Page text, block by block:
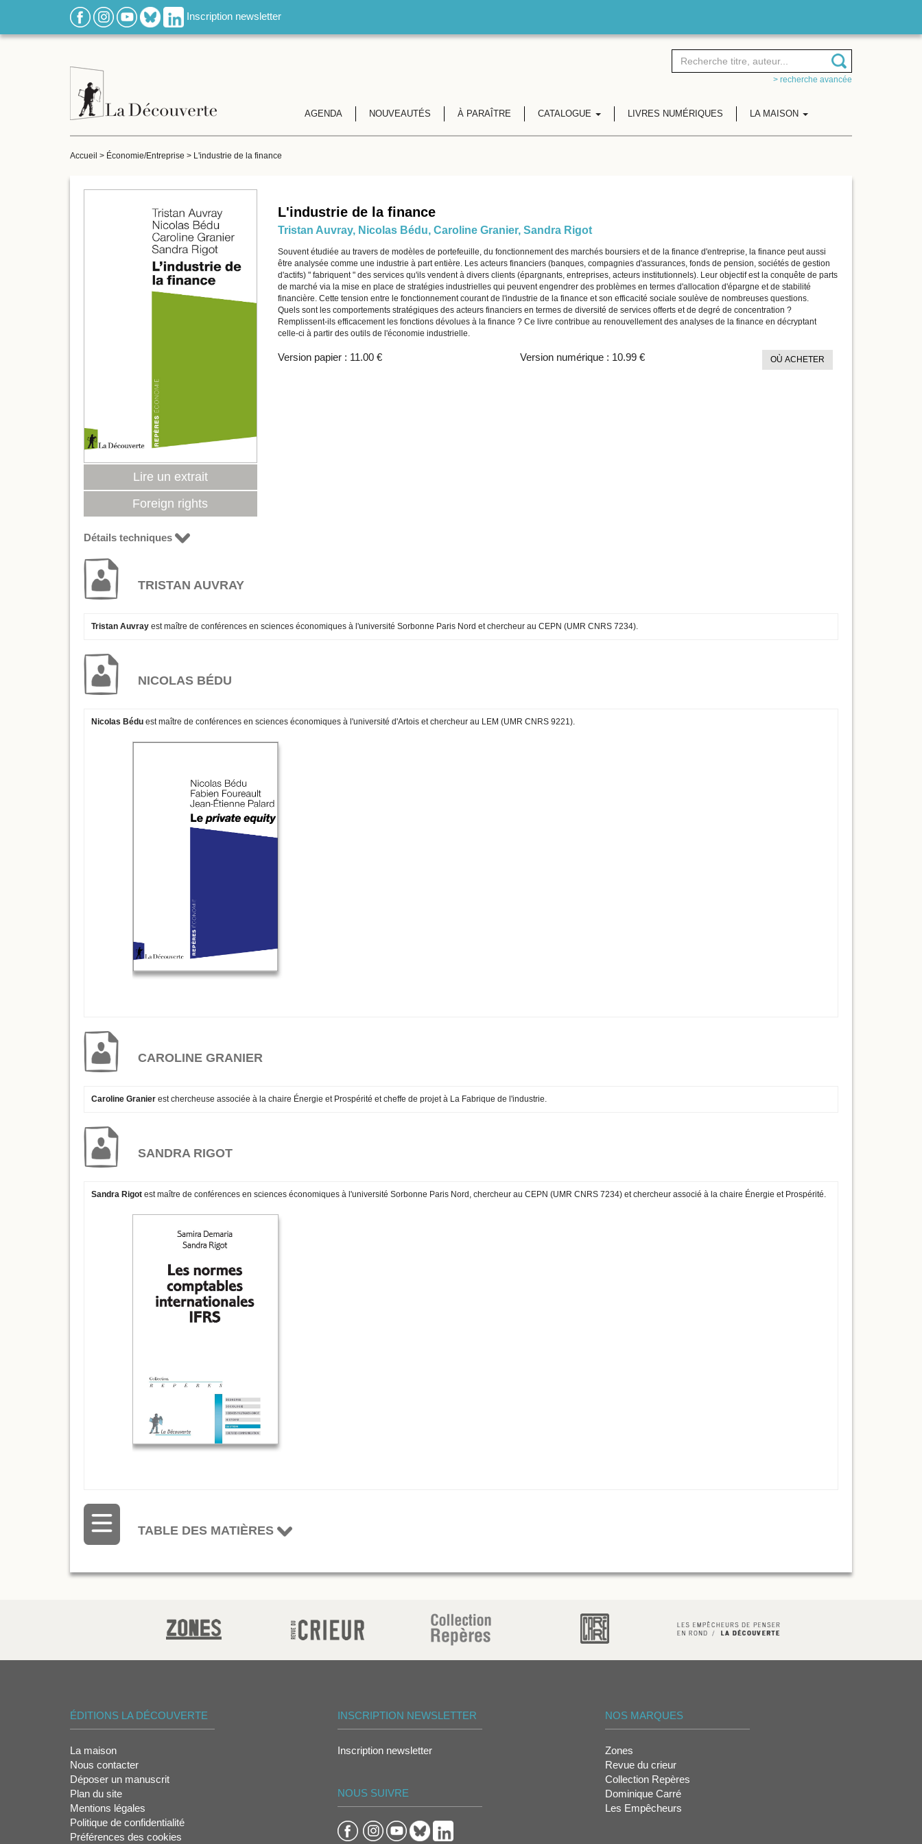
Inscription newsletter
> recherche avancée
AGENDA NOUVEAUTÉS À PARAÎTRE CATALOGUE LIVRES NUMÉRIQUES LA MAISON
Accueil > Économie/Entreprise > L'industrie de la finance
Lire un extrait
Foreign rights
L'industrie de la finance
Tristan Auvray, Nicolas Bédu, Caroline Granier, Sandra Rigot
Souvent étudiée au travers de modèles de portefeuille, du fonctionnement des marchés boursiers et de la finance d'entreprise, la finance peut aussi
être analysée comme une industrie à part entière. Les acteurs financiers (banques, compagnies d'assurances, fonds de pension, sociétés de gestion
d'actifs) " fabriquent " des services qu'ils vendent à divers clients (épargnants, entreprises, acteurs institutionnels). Leur objectif est la conquête de parts
de marché via la mise en place de stratégies industrielles qui peuvent engendrer des problèmes en termes d'allocation d'épargne et de stabilité
financière. Cette tension entre le fonctionnement courant de l'industrie de la finance et son efficacité sociale soulève de nombreuses questions.
Quels sont les comportements stratégiques des acteurs financiers en termes de diversité de services offerts et de degré de concentration ?
Remplissent-ils efficacement les fonctions dévolues à la finance ? Ce livre contribue au renouvellement des analyses de la finance en décryptant
celle-ci à partir des outils de l'économie industrielle.
Version papier : 11.00 € Version numérique : 10.99 € OÙ ACHETER
Détails techniques
TRISTAN AUVRAY
Tristan Auvray est maître de conférences en sciences économiques à l'université Sorbonne Paris Nord et chercheur au CEPN (UMR CNRS 7234).
NICOLAS BÉDU
Nicolas Bédu est maître de conférences en sciences économiques à l'université d'Artois et chercheur au LEM (UMR CNRS 9221).
CAROLINE GRANIER
Caroline Granier est chercheuse associée à la chaire Énergie et Prospérité et cheffe de projet à La Fabrique de l'industrie.
SANDRA RIGOT
Sandra Rigot est maître de conférences en sciences économiques à l'université Sorbonne Paris Nord, chercheur au CEPN (UMR CNRS 7234) et chercheur associé à la chaire Énergie et Prospérité.
TABLE DES MATIÈRES
ÉDITIONS LA DÉCOUVERTE
La maison
Nous contacter
Déposer un manuscrit
Plan du site
Mentions légales
Politique de confidentialité
Préférences des cookies
INSCRIPTION NEWSLETTER
Inscription newsletter
NOUS SUIVRE
NOS MARQUES
Zones
Revue du crieur
Collection Repères
Dominique Carré
Les Empêcheurs